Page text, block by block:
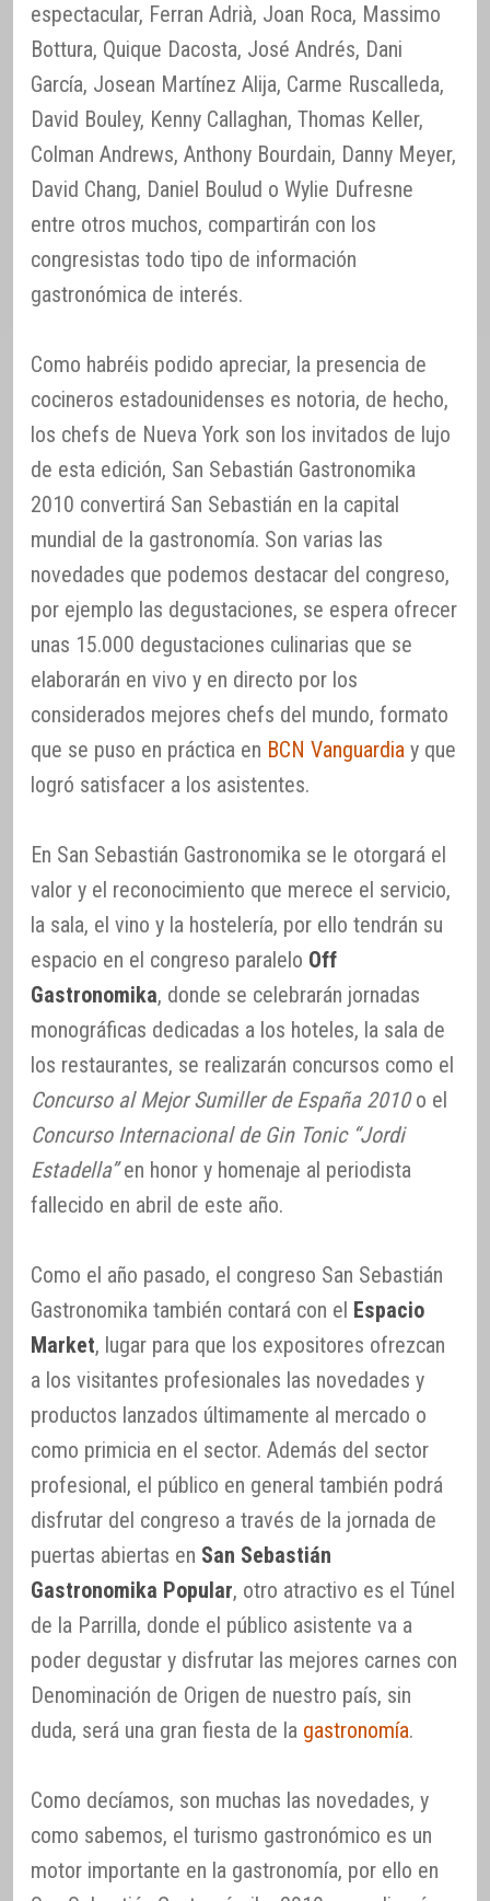
espectacular, Ferran Adrià, Joan Roca, Massimo
Bottura, Quique Dacosta, José Andrés, Dani
García, Josean Martínez Alija, Carme Ruscalleda,
David Bouley, Kenny Callaghan, Thomas Keller,
Colman Andrews, Anthony Bourdain, Danny Meyer,
David Chang, Daniel Boulud o Wylie Dufresne
entre otros muchos, compartirán con los
congresistas todo tipo de información
gastronómica de interés.
Como habréis podido apreciar, la presencia de
cocineros estadounidenses es notoria, de hecho,
los chefs de Nueva York son los invitados de lujo
de esta edición, San Sebastián Gastronomika
2010 convertirá San Sebastián en la capital
mundial de la gastronomía. Son varias las
novedades que podemos destacar del congreso,
por ejemplo las degustaciones, se espera ofrecer
unas 15.000 degustaciones culinarias que se
elaborarán en vivo y en directo por los
considerados mejores chefs del mundo, formato
que se puso en práctica en BCN Vanguardia y que
logró satisfacer a los asistentes.
En San Sebastián Gastronomika se le otorgará el
valor y el reconocimiento que merece el servicio,
la sala, el vino y la hostelería, por ello tendrán su
espacio en el congreso paralelo Off
Gastronomika, donde se celebrarán jornadas
monográficas dedicadas a los hoteles, la sala de
los restaurantes, se realizarán concursos como el
Concurso al Mejor Sumiller de España 2010o el
Concurso Internacional de Gin Tonic “Jordi
Estadella”en honor y homenaje al periodista
fallecido en abril de este año.
Como el año pasado, el congreso San Sebastián
Gastronomika también contará con el Espacio
Market, lugar para que los expositores ofrezcan
a los visitantes profesionales las novedades y
productos lanzados últimamente al mercado o
como primicia en el sector. Además del sector
profesional, el público en general también podrá
disfrutar del congreso a través de la jornada de
puertas abiertas en San Sebastián
Gastronomika Popular, otro atractivo es el Túnel
de la Parrilla, donde el público asistente va a
poder degustar y disfrutar las mejores carnes con
Denominación de Origen de nuestro país, sin
duda, será una gran fiesta de la gastronomía.
Como decíamos, son muchas las novedades, y
como sabemos, el turismo gastronómico es un
motor importante en la gastronomía, por ello en